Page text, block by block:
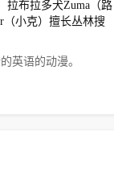
拉布拉多犬Zuma（路
（小克）擅长丛林搜
英语的动漫。